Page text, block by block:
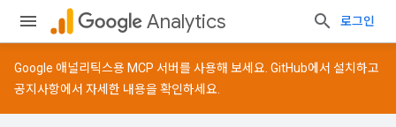
Analytics 로그인
Google 애널리틱스용 MCP 서버를 사용해 보세요. GitHub에서 설치하고
공지사항에서 자세한 내용을 확인하세요.